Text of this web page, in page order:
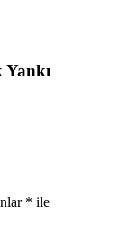
* ile